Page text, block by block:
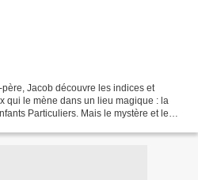
Jacob découvre les indices et
qui le mène dans un lieu magique : la
Particuliers. Mais le mystère et le